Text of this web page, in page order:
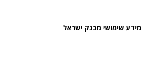
מידע שימושי מבנק ישראל